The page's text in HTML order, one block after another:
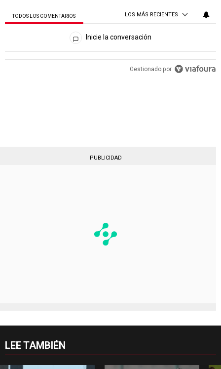
TODOS LOS COMENTARIOS LOS MÁS RECIENTES
Todos los comentarios
Inicie la conversación
PUBLICIDAD
LEE TAMBIÉN